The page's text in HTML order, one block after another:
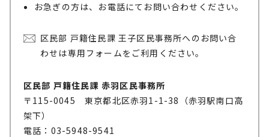
お急ぎの方は、お電話にてお問い合わせください。
区民部 戸籍住民課 王子区民事務所へのお問い合
わせは専用フォームをご利用ください。
区民部 戸籍住民課 赤羽区民事務所
〒115-0045 東京都北区赤羽1-1-38（赤羽駅南口高
架下）
電話：03-5948-9541